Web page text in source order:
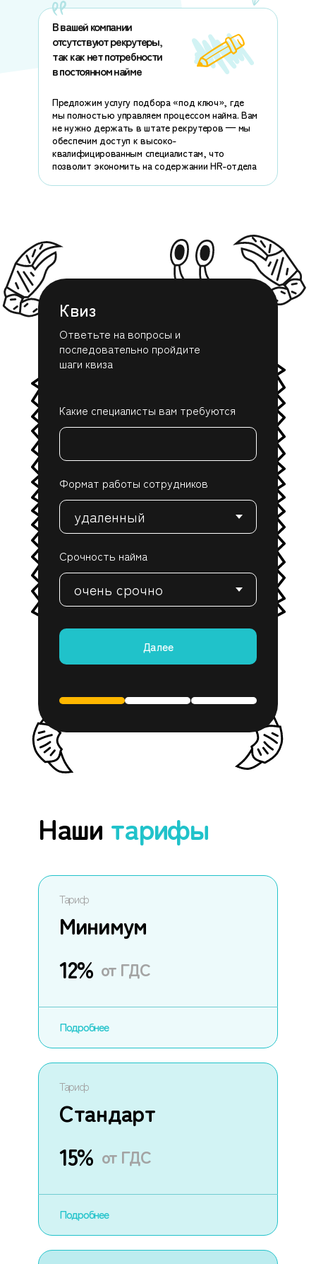
В вашей компании
отсутствуют рекрутеры,
так как нет потребности
в постоянном найме
Предложим услугу подбора «под ключ», где
мы полностью управляем процессом найма. Вам
не нужно держать в штате рекрутеров — мы
обеспечим доступ к высоко-
квалифицированным специалистам, что
позволит экономить на содержании HR-отдела
Квиз
Ответьте на вопросы и
последовательно пройдите
шаги квиза
Далее
Формат работы сотрудников
Срочность найма
Какие специалисты вам требуются
Тариф
Подробнее
Минимум
12% от ГДС
Тариф
Стандарт
15% от ГДС
Наши тарифы
Подробнее